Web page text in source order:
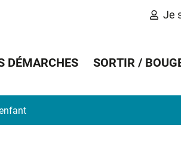
Je
DÉMARCHES SORTIR /